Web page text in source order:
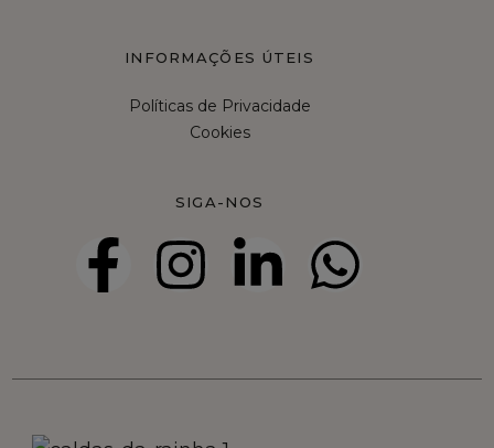
INFORMAÇÕES ÚTEIS
Políticas de Privacidade
Cookies
SIGA-NOS